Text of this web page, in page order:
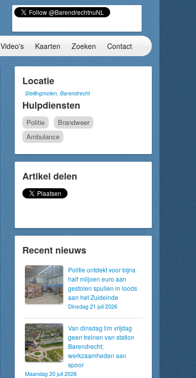
Video's Kaarten Zoeken Contact
Locatie
Stellingmolen, Barendrecht
Hulpdiensten
Politie
Brandweer
Ambulance
Artikel delen
Recent nieuws
Politie ontdekt voor bijna
half miljoen euro aan
gestolen spullen in loods
aan het Zuideinde
Dinsdag 21 juli 2026
Van dinsdag t/m vrijdag
geen treinen van station
Barendrecht;
werkzaamheden aan
spoor
Maandag 20 juli 2026